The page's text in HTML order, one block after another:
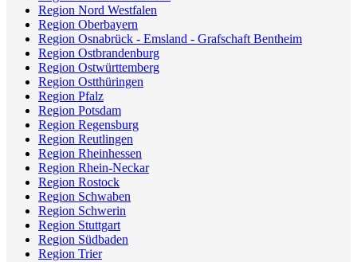
Region Nord Westfalen
Region Oberbayern
Region Osnabrück - Emsland - Grafschaft Bentheim
Region Ostbrandenburg
Region Ostwürttemberg
Region Ostthüringen
Region Pfalz
Region Potsdam
Region Regensburg
Region Reutlingen
Region Rheinhessen
Region Rhein-Neckar
Region Rostock
Region Schwaben
Region Schwerin
Region Stuttgart
Region Südbaden
Region Trier